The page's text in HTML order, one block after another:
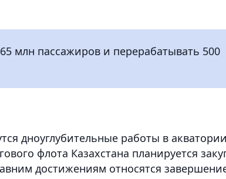
млн пассажиров и перерабатывать 500
дноуглубительные работы в
флота Казахстана планируется
достижениям относятся